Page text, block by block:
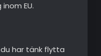
EU.
har tänk flytta